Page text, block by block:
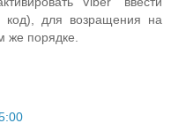
код), для возращения на
же порядке.